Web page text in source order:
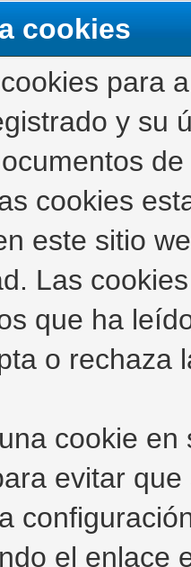
cookies
para
y su
cookies
este sitio
Las
que ha
o rechaza
cookie
evitar
el enlace